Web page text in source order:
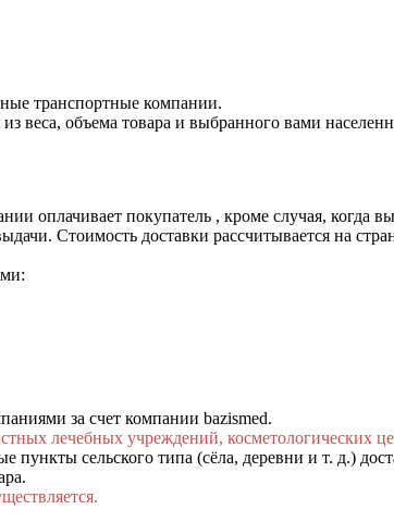
транспортные компании.
веса, объема товара и выбранного вами
оплачивает покупатель , кроме случая, когда
Стоимость доставки рассчитывается на
за счет компании bazismed.
лечебных учреждений, косметологических
сельского типа (сёла, деревни и т. д.)